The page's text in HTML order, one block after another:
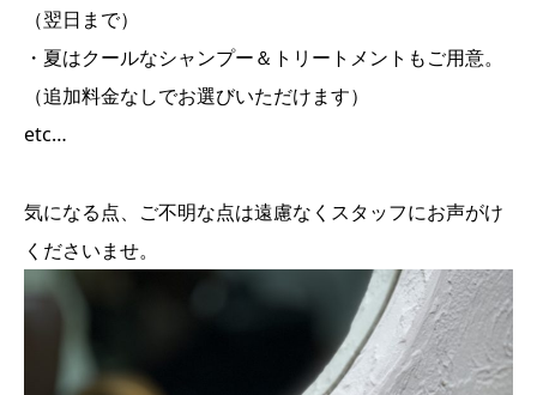
（翌日まで）
・夏はクールなシャンプー＆トリートメントもご用意。
（追加料金なしでお選びいただけます）
etc…
気になる点、ご不明な点は遠慮なくスタッフにお声がけ
くださいませ。